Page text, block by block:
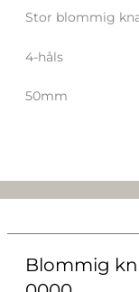
Stor blommig
4-håls
50mm
Blommig